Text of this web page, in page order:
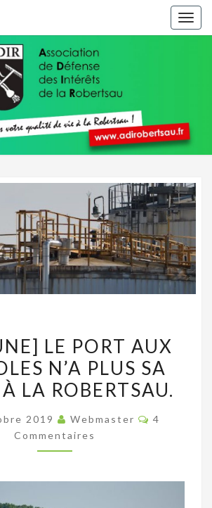
ADIR
Votre
Qualité
De Vie À
Robertsau
LE
PORT
AUX
N’A
PLACE
LE PORT AUX
N’A PLUS SA
LA ROBERTSAU.
2019 Webmaster
4
Commentaires